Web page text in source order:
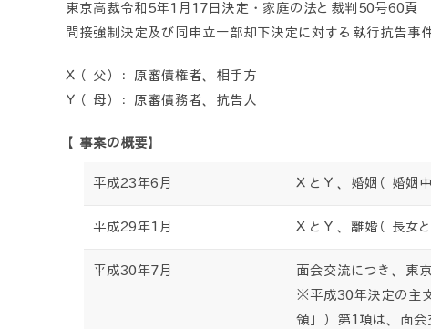
東京高裁令和5年1月17日決定・家庭の法と裁判50号60頁
間接強制決定及び同申立一部却下決定に対する執行抗告事
Ｘ（父）：原審債権者、相手方
Ｙ（母）：原審債務者、抗告人
【事案の概要】
平成23年6月 ＸとＹ、婚姻（婚姻
平成29年1月 ＸとＹ、離婚（長女
平成30年7月
面会交流につき、東
※平成30年決定の主
領」）第1項は、面